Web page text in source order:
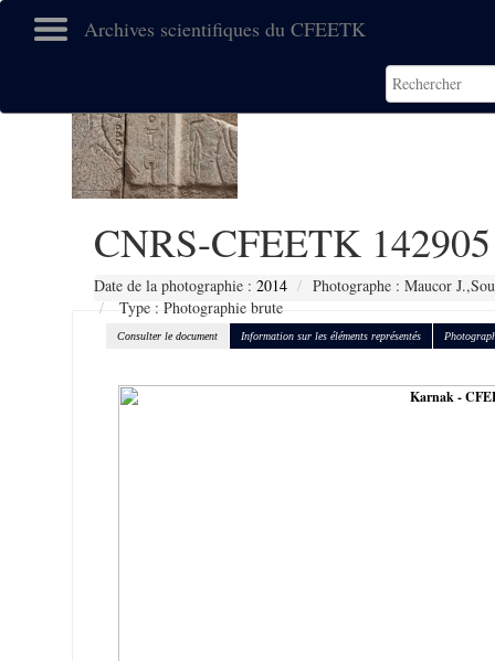
Archives scientifiques du CFEETK
CNRS-CFEETK 142905
Date de la photographie : 2014
Photographe : Maucor
Type : Photographie brute
Consulter le document Information sur les éléments représentés